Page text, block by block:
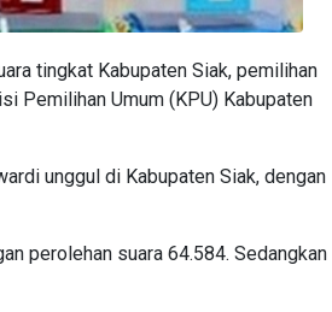
tingkat Kabupaten Siak, pemilihan
Pemilihan Umum (KPU) Kabupaten
unggul di Kabupaten Siak, dengan
perolehan suara 64.584. Sedangkan